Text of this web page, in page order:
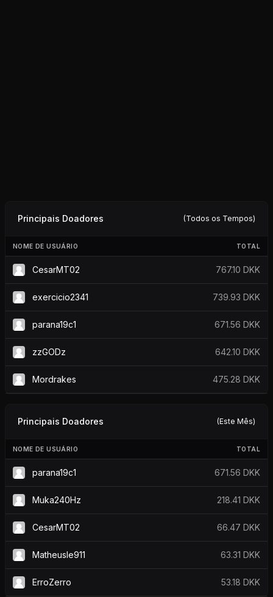
Principais Doadores (Todos os Tempos)
NOME DE USUÁRIO TOTAL
CesarMT02 767.10 DKK
exercicio2341 739.93 DKK
parana19c1 671.56 DKK
zzGODz 642.10 DKK
Mordrakes 475.28 DKK
Principais Doadores (Este Mês)
NOME DE USUÁRIO TOTAL
parana19c1 671.56 DKK
Muka240Hz 218.41 DKK
CesarMT02 66.47 DKK
Matheusle911 63.31 DKK
ErroZerro 53.18 DKK